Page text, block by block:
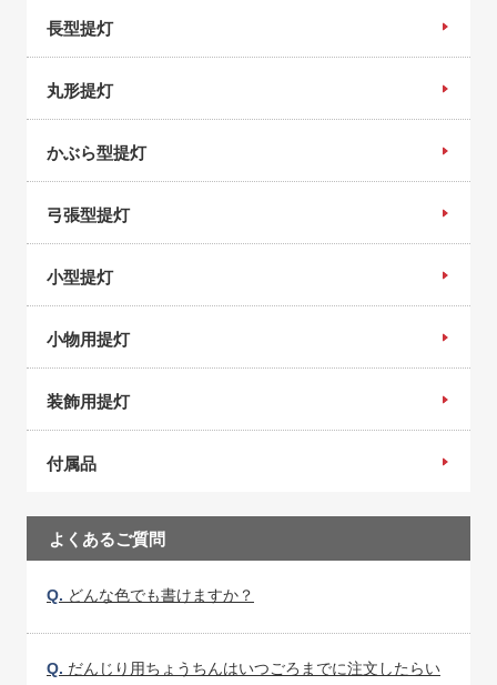
長型提灯
丸形提灯
かぶら型提灯
弓張型提灯
小型提灯
小物用提灯
装飾用提灯
付属品
よくあるご質問
Q. どんな色でも書けますか？
Q. だんじり用ちょうちんはいつごろまでに注文したらい